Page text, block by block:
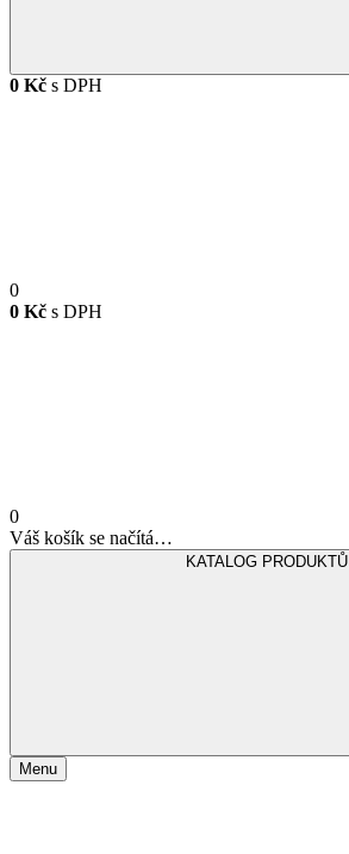
0 Kč s DPH
0
0 Kč s DPH
0
Váš košík se načítá…
KATALOG PRODUKTŮ
Menu